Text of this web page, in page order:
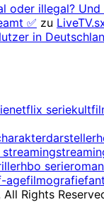
oder illegal?
✅ zu
in
netflix serie
hbo serie
agefilmografie
Rights